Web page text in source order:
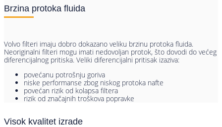
Brzina protoka fluida
Volvo filteri imaju dobro dokazano veliku brzinu protoka fluida.
Neoriginalni filteri mogu imati nedovoljan protok, što dovodi do većeg
diferencijalnog pritiska. Veliki diferencijalni pritisak izaziva:
povećanu potrošnju goriva
niske performanse zbog niskog protoka nafte
povećan rizik od kolapsa filtera
rizik od značajnih troškova popravke
Visok kvalitet izrade